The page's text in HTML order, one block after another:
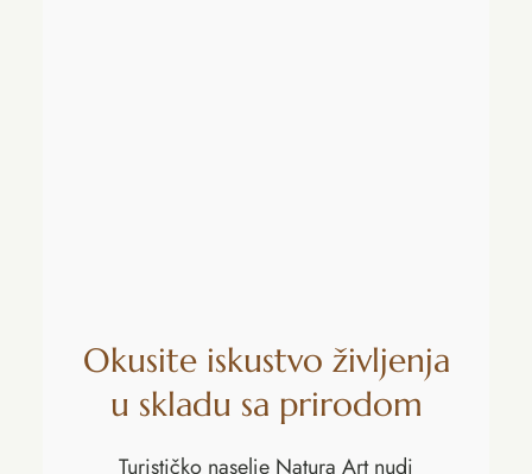
Okusite iskustvo življenja
u skladu sa prirodom
Turističko naselje Natura Art nudi